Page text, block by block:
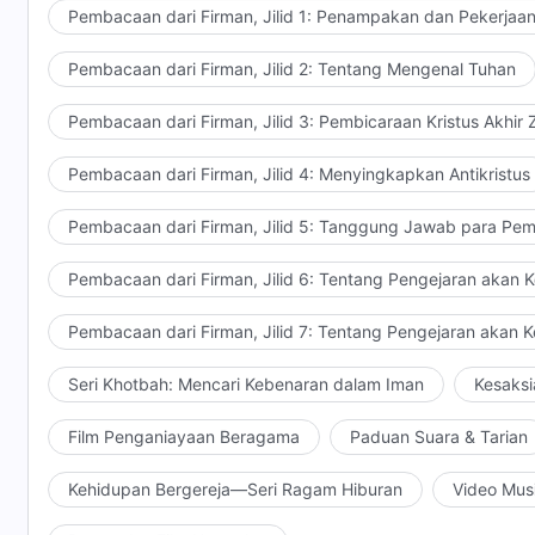
namun Dia tidak pernah berkecil hati. Tuhan
mengasihi-Nya, sehingga Tuhan secara pribadi
berkenan." Pada waktu itu, hanya Yesus yang dapat
penyelesaian Tuhan atas pekerjaan-Nya dalam
mampu melayani kehendak Tuhan, maka engkau
engkau masih berkata engkau melayani Tuhan,
engkau patut dihukum oleh Tuhan! Aku tidak punya
kepentingan Tuhan; mereka selalu mencari apa yang
kehendak Tuhan, semua yang mereka lakukan tidak
dan berkomplot melawan saudara-saudari mereka,
mencuri anggur dan menginjak-injak kebun anggur.
Apakah engkau pantas menerima berkat Tuhan?
apakah engkau pantas menerima amanat Tuhan?
melayani seperti ini, mungkinkah Tuhan berani
engkau menghambat segala hal?
benar ingin disempurnakan oleh Tuhan, dan agar
harus mengubah pandanganmu terdahulu tentang
melayani Tuhan, sehingga lebih banyak dari engkau
Tuhan tidak akan meninggalkanmu, dan, seperti
mengasihi Tuhan. Jika engkau tetap tidak bertobat,
Yudas. Ini seharusnya dipahami oleh mereka semua
Pembacaan dari Firman, Jilid 1: Penampakan dan
Pembacaan dari Firman, Jilid 2: Tentang Mengenal Tuhan
Pembacaan dari Firman, Jilid 3: Pembicaraan Kristus Akhir
Pembacaan dari Firman, Jilid 4: Menyingkapkan Antikristus
Pembacaan dari Firman, Jilid 5: Tanggung Jawab para
Pembacaan dari Firman, Jilid 6: Tentang Pengejaran akan
Pembacaan dari Firman, Jilid 7: Tentang Pengejaran akan
Seri Khotbah: Mencari Kebenaran dalam Iman
Film Penganiayaan Beragama Paduan Suara & Tarian
Kehidupan Bergereja—Seri Ragam Hiburan Video